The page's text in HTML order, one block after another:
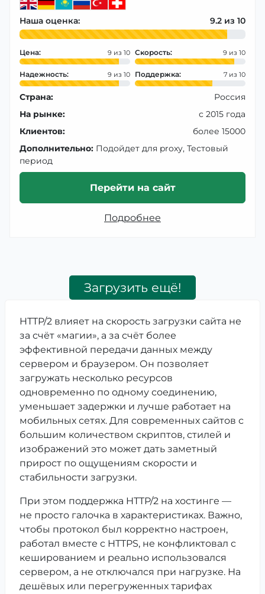
HTTP/2 влияет на скорость загрузки сайта не
за счёт «магии», а за счёт более
эффективной передачи данных между
сервером и браузером. Он позволяет
загружать несколько ресурсов
одновременно по одному соединению,
уменьшает задержки и лучше работает на
мобильных сетях. Для современных сайтов с
большим количеством скриптов, стилей и
изображений это может дать заметный
прирост по ощущениям скорости и
стабильности загрузки.
При этом поддержка HTTP/2 на хостинге —
не просто галочка в характеристиках. Важно,
чтобы протокол был корректно настроен,
работал вместе с HTTPS, не конфликтовал с
кешированием и реально использовался
сервером, а не отключался при нагрузке. На
дешёвых или перегруженных тарифах
Наша оценка: 9.2
Цена: 9 Скорость: 9
Надежность: 9 Поддержка: 7
Страна:
Россия
На рынке:
с 2015 года
Клиентов:
более 15000
Дополнительно: Подойдет для proxy, Тестовый
период
Перейти на сайт
Подробнее
Загрузить ещё!